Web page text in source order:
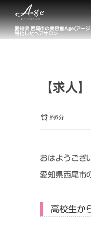
愛知県 西尾市の美容室Age(アー
特化したヘアサロン
【求人
約6分
おはようござ
愛知県西尾市
高校生か